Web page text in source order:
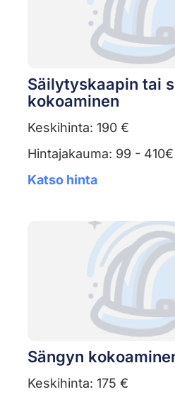
Säilytyskaapin tai
kokoaminen
Keskihinta: 190 €
Hintajakauma: 99 - 410€
Katso hinta
Sängyn
Keskihinta: 175 €